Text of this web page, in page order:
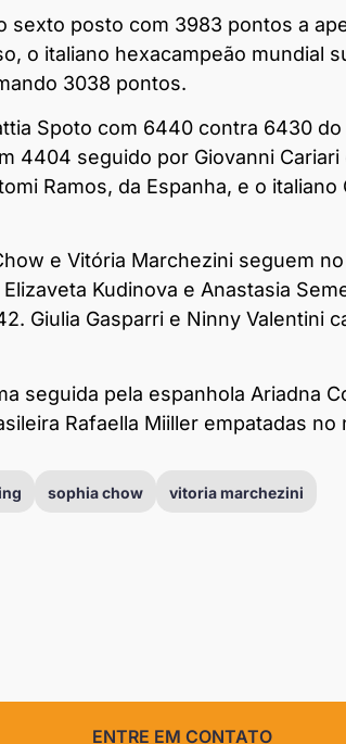
posto com 3983 pontos a
o italiano hexacampeão mundial
3038 pontos.
Spoto com 6440 contra 6430
4404 seguido por Giovanni
Ramos, da Espanha, e o italiano
e Vitória Marchezini seguem
Kudinova e Anastasia
Giulia Gasparri e Ninny Valentini
seguida pela espanhola Ariadna
Rafaella Miiller empatadas no
sophia chow vitoria marchezini
ENTRE EM CONTATO